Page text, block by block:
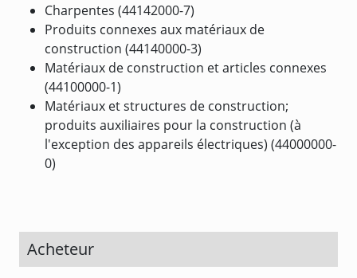
Charpentes (44142000-7)
Produits connexes aux matériaux de
construction (44140000-3)
Matériaux de construction et articles connexes
(44100000-1)
Matériaux et structures de construction;
produits auxiliaires pour la construction (à
l'exception des appareils électriques) (44000000-
0)
Acheteur